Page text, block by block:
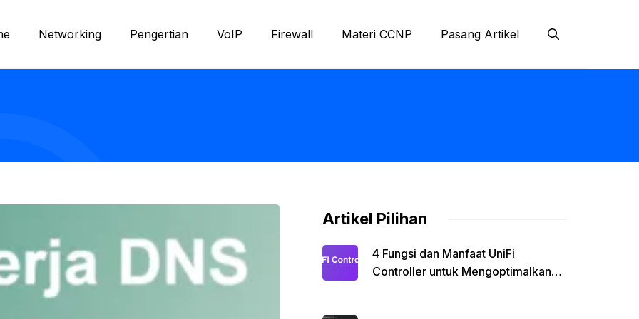
Networking Pengertian VoIP Firewall Materi CCNP Pasang Artikel
Artikel Pilihan
4 Fungsi dan Manfaat UniFi
Controller untuk Mengoptimalkan